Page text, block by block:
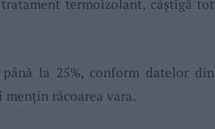
termoizolant, câștigă tot
la 25%, conform datelor din
răcoarea vara.